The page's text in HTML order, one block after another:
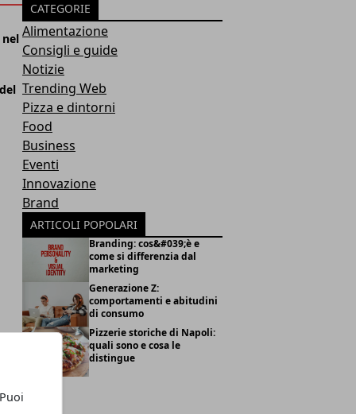
CATEGORIE
Alimentazione
Consigli e guide
Notizie
Trending Web
Pizza e dintorni
Food
Business
Eventi
Innovazione
Brand
ARTICOLI POPOLARI
Branding: cos&#039;è e
come si differenzia dal
marketing
Generazione Z:
comportamenti e abitudini
di consumo
Pizzerie storiche di Napoli:
quali sono e cosa le
distingue